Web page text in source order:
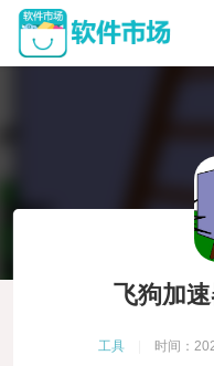
飞狗加
工具 时间：